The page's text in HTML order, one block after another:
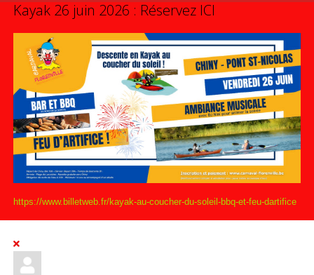
Kayak 26 juin 2026 : Réservez ICI
https://www.billetweb.fr/kayak-au-coucher-du-soleil-bbq-et-feu-dartifice